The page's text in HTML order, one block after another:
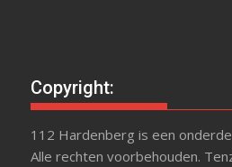
Copyright:
112 Hardenberg is een
Alle rechten voorbehouden.